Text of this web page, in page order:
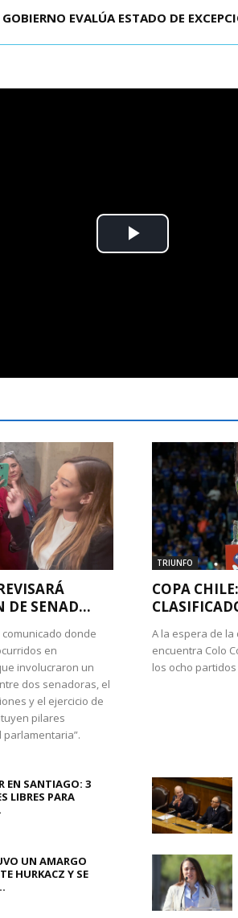
GOBIERNO EVALÚA ESTADO DE
DE SENAD...
donde
en
involucraron un
dos senadoras, el
y el ejercicio de
pilares
TRIUNFO
COPA
A la espera de la
encuentra Colo
los ocho
EN SANTIAGO: 3
LIBRES PARA
UN AMARGO
HURKACZ Y SE